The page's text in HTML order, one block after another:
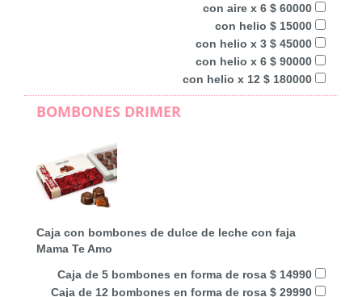
con aire x 6 $ 60000
con helio $ 15000
con helio x 3 $ 45000
con helio x 6 $ 90000
con helio x 12 $ 180000
BOMBONES DRIMER
Caja con bombones de dulce de leche con faja
Mama Te Amo
Caja de 5 bombones en forma de rosa $ 14990
Caja de 12 bombones en forma de rosa $ 29990